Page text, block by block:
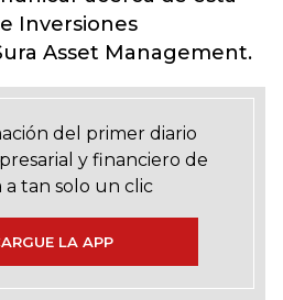
Inversiones
Asset Management.
del primer diario
y financiero de
a tan solo un clic
LA APP